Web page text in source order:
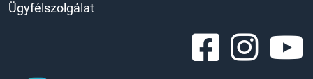
Ügyfélszolgálat